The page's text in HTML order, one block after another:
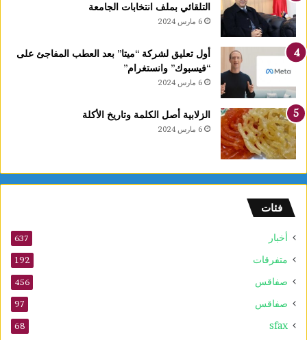
التلقائي بملف انتخابات الجامعة
6 مارس 2024
أول تعليق لشركة “ميتا” بعد العطب المفاجئ على
“فيسبوك” وانستغرام”
6 مارس 2024
الزلابية أصل الكلمة وتاريخ الأكلة
6 مارس 2024
فئات
أخبار 637
متفرقات 192
صفاقس 456
صفاقس 97
sfax
68